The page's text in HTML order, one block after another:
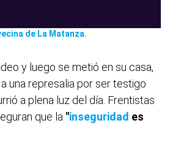
de La Matanza.
y luego se metió en su casa,
una represalia por ser testigo
a plena luz del día. Frentistas
que la "inseguridad es